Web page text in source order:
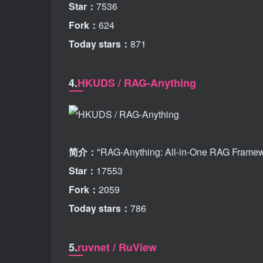
Star： 7536
Fork： 624
Today stars： 871
4.HKUDS / RAG-Anything
简介： "RAG-Anything: All-in-One RAG
Star： 17553
Fork： 2059
Today stars： 786
5.ruvnet / RuView